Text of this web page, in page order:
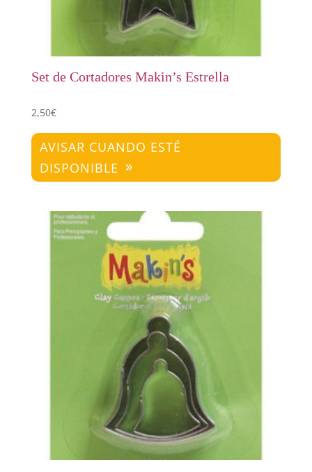
Set de Cortadores Makin’s Estrella
2,50€
AVISAR CUANDO ESTÉ
DISPONIBLE